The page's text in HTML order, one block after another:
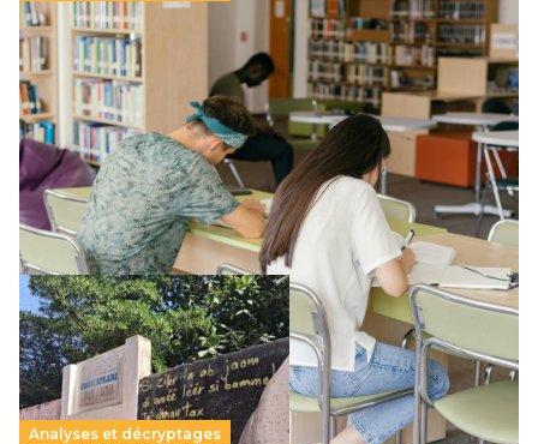
Supérieur privé : une dérive qui met à mal la
promesse républicaine
11 juillet 2026-
Le projet de loi sur la régulation de l’enseignement
supérieur privé met en lumière l’amplification d’un système
qui relègue l’acte pédagogique au superfétatoire, voire à…
Lire la suite →
Analyses et décryptages